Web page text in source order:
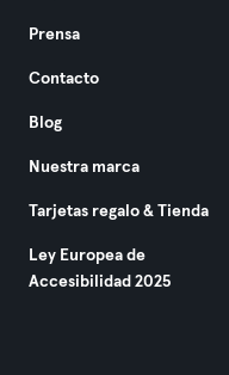
Prensa
Contacto
Blog
Nuestra marca
Tarjetas regalo & Tienda
Ley Europea de
Accesibilidad 2025